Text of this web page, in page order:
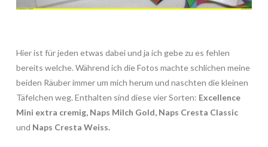
Hier ist für jeden etwas dabei und ja ich gebe zu es fehlen
bereits welche. Während ich die Fotos machte schlichen meine
beiden Räuber immer um mich herum und naschten die kleinen
Täfelchen weg. Enthalten sind diese vier Sorten: Excellence
Mini extra cremig, Naps Milch Gold, Naps Cresta Classic
und Naps Cresta Weiss.